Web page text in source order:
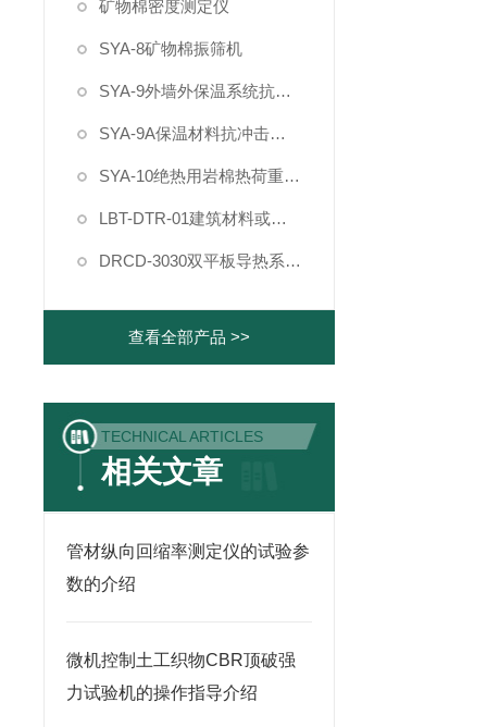
矿物棉密度测定仪
SYA-8矿物棉振筛机
SYA-9外墙外保温系统抗冲击性试验装置
SYA-9A保温材料抗冲击试验仪
SYA-10绝热用岩棉热荷重测试仪
LBT-DTR-01建筑材料或制品单体燃烧试验室
DRCD-3030双平板导热系数测定仪
查看全部产品 >>
TECHNICAL ARTICLES
相关文章
管材纵向回缩率测定仪的试验参
数的介绍
微机控制土工织物CBR顶破强
力试验机的操作指导介绍